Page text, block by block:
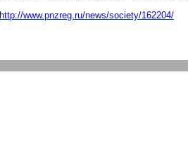
http://www.pnzreg.ru/news/society/162204/